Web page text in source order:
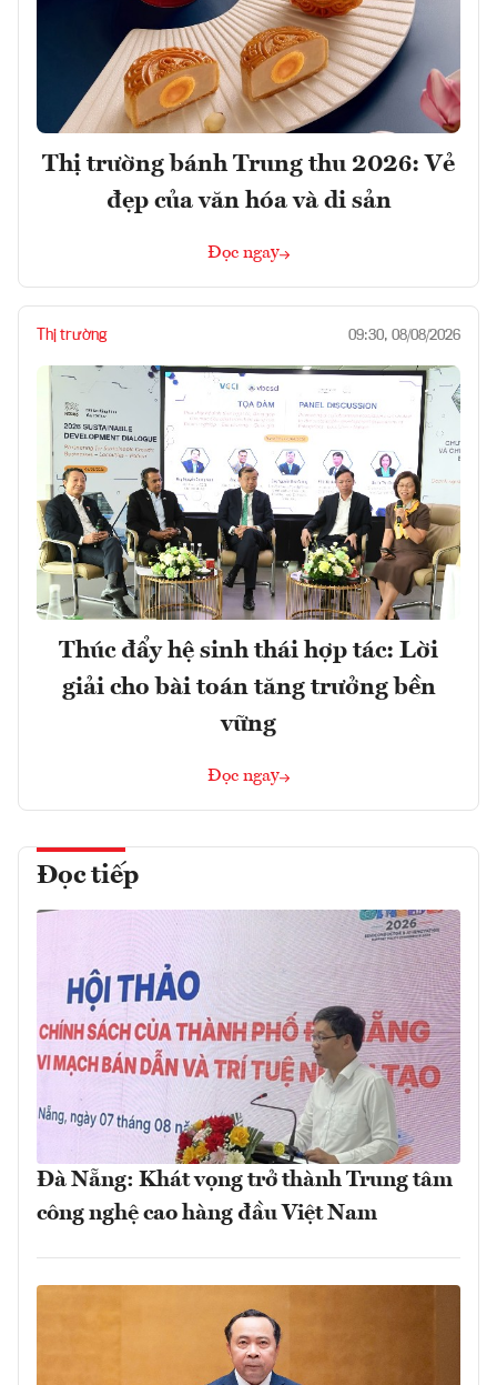
Thị trường bánh Trung thu 2026: Vẻ
đẹp của văn hóa và di sản
Đọc ngay
Thị trường 09:30, 08/08/2026
Thúc đẩy hệ sinh thái hợp tác: Lời
giải cho bài toán tăng trưởng bền
vững
Đọc ngay
Đọc tiếp
Đà Nẵng: Khát vọng trở thành Trung tâm
công nghệ cao hàng đầu Việt Nam